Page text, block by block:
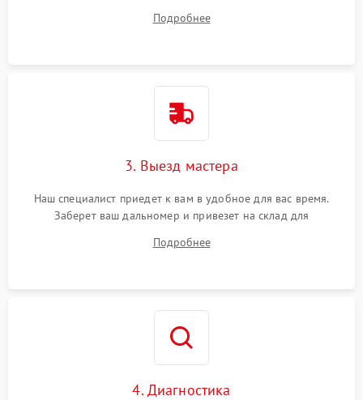
Подробнее
3. Выезд мастера
Наш специалист приедет к вам в удобное для вас время.
Заберет ваш дальномер и привезет на склад для
Подробнее
4. Диагностика